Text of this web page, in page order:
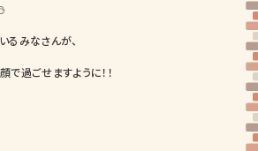
るみなさんが、
で過ごせますように！！